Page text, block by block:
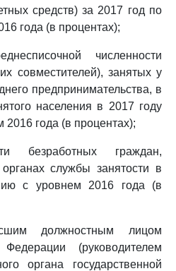
средств) за 2017 год по
года (в процентах);
численности
совместителей), занятых у
предпринимательства, в
населения в 2017 году
года (в процентах);
безработных граждан,
службы занятости в
с уровнем 2016 года (в
должностным лицом
(руководителем
органа государственной